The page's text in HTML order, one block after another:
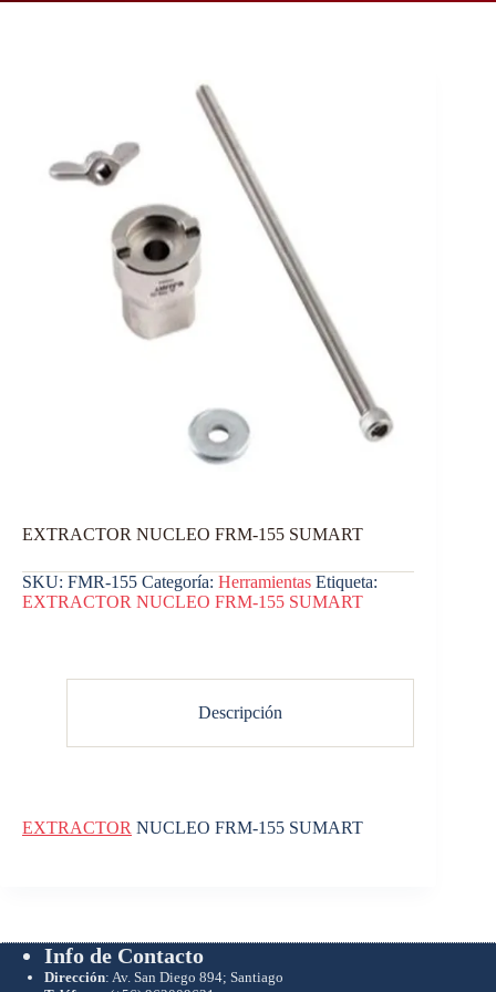
EXTRACTOR NUCLEO FRM-155 SUMART
SKU: FMR-155 Categoría: Herramientas Etiqueta:
EXTRACTOR NUCLEO FRM-155 SUMART
Descripción
EXTRACTOR NUCLEO FRM-155 SUMART
Info de Contacto
Dirección: Av. San Diego 894; Santiago